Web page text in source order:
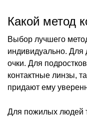
Какой метод
Выбор лучшего
индивидуально. Для
очки. Для
контактные линзы,
придают ему
Для пожилых людей